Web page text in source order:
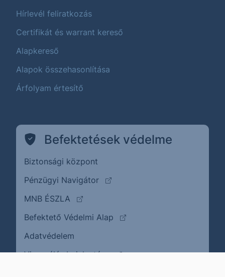
Hírlevél feliratkozás
Certifikát és warrant kereső
Alapkereső
Alapok összehasonlítása
Árfolyam értesítő
Befektetések védelme
Biztonsági központ
Pénzügyi Navigátor
(külső oldalra ugrik)
MNB ÉSZLA
(külső oldalra ugrik)
Befektető Védelmi Alap
(külső oldalra ugrik)
Adatvédelem
Visszaélés bejelentése(külső oldalra ugrik)